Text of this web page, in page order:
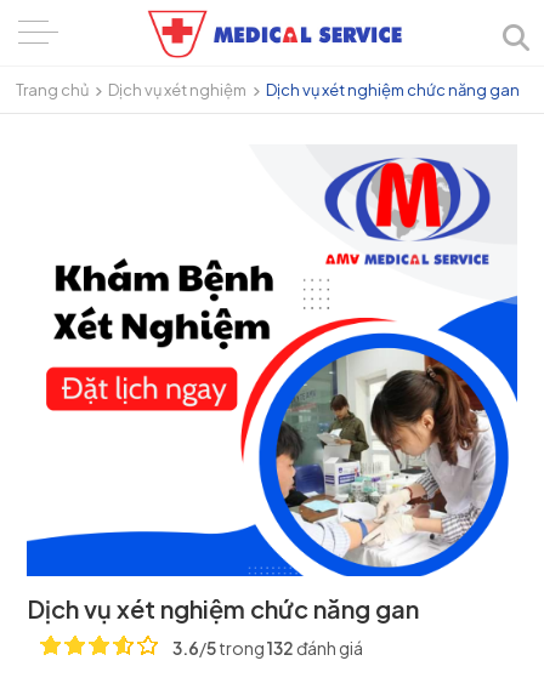
Trang chủ Dịch vụ xét nghiệm Dịch vụ xét nghiệm chức năng gan
Dịch vụ xét nghiệm chức năng gan
3.6/5trong132đánh giá